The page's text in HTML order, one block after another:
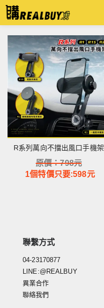
R系列萬向不擋出風口手機架
原價：798元
1個特價只要:598元
聯繫方式
04-23170877
LINE:@REALBUY
異業合作
聯絡我們